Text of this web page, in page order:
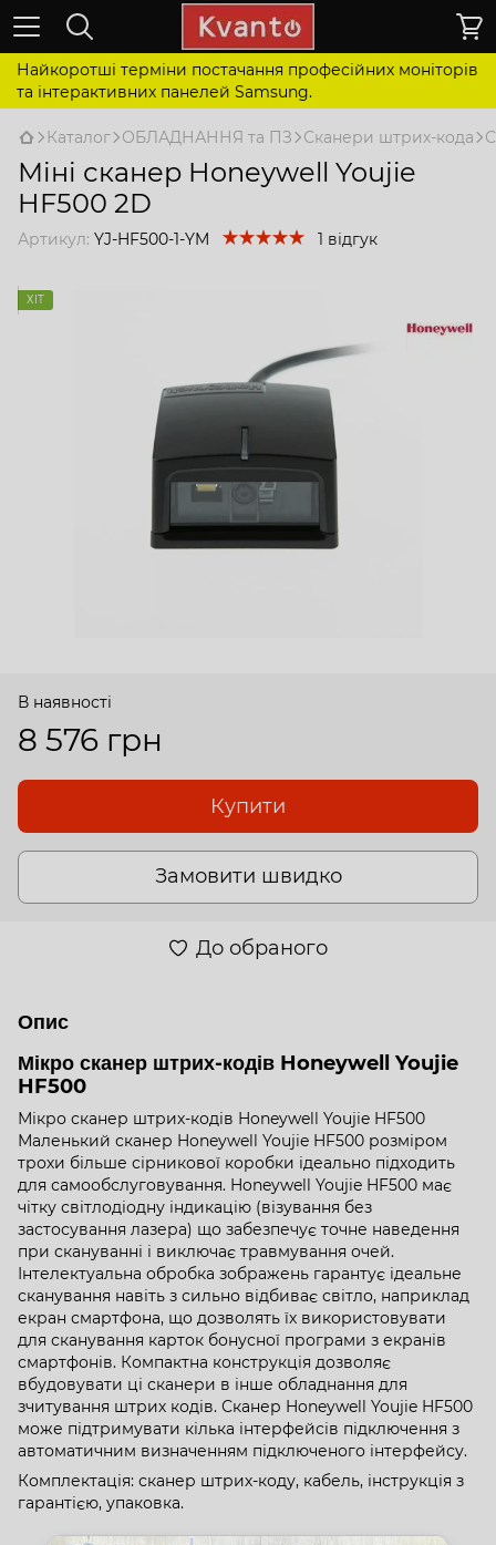
Найкоротші терміни постачання професійних моніторів
та інтерактивних панелей Samsung.
Каталог ОБЛАДНАННЯ та ПЗ Сканери штрих-кода
Міні сканер Honeywell Youjie
HF500 2D
Артикул: YJ-HF500-1-YM 1 відгук
ХІТ
В наявності
8 576 грн
Купити
Замовити швидко
До обраного
Опис
Мікро сканер штрих-кодів Honeywell Youjie
HF500
Мікро сканер штрих-кодів Honeywell Youjie HF500
Маленький сканер Honeywell Youjie HF500 розміром
трохи більше сірникової коробки ідеально підходить
для самообслуговування. Honeywell Youjie HF500 має
чітку світлодіодну індикацію (візування без
застосування лазера) що забезпечує точне наведення
при скануванні і виключає травмування очей.
Інтелектуальна обробка зображень гарантує ідеальне
сканування навіть з сильно відбиває світло, наприклад
екран смартфона, що дозволять їх використовувати
для сканування карток бонусної програми з екранів
смартфонів. Компактна конструкція дозволяє
вбудовувати ці сканери в інше обладнання для
зчитування штрих кодів. Сканер Honeywell Youjie HF500
може підтримувати кілька інтерфейсів підключення з
автоматичним визначенням підключеного інтерфейсу.
Комплектація: сканер штрих-коду, кабель, інструкція з
гарантією, упаковка.